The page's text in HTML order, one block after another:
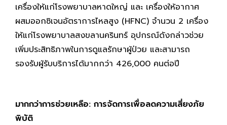
เครื่องให้แก่โรงพยาบาลหาดใหญ่ และ เครื่องให้อากาศ
ผสมออกซิเจนอัตราการไหลสูง (HFNC) จำนวน 2 เครื่อง
ให้แก่โรงพยาบาลสงขลานครินทร์ อุปกรณ์ดังกล่าวช่วย
เพิ่มประสิทธิภาพในการดูแลรักษาผู้ป่วย และสามารถ
รองรับผู้รับบริการได้มากกว่า 426,000 คนต่อปี
มากกว่าการช่วยเหลือ: การจัดการเพื่อลดความเสี่ยงภัย
พิบัติ